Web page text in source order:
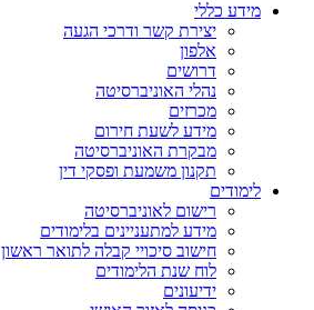
מידע כללי
יצירת קשר ודרכי הגעה
אלפון
דרושים
נהלי האוניברסיטה
מכרזים
מידע לשעת חירום
מבקרת האוניברסיטה
תקנון משמעת ופסקי דין
לימודים
רישום לאוניברסיטה
מידע למתעניינים בלימודים
חישוב סיכויי קבלה לתואר ראשון
לוח שנת הלימודים
ידיעונים